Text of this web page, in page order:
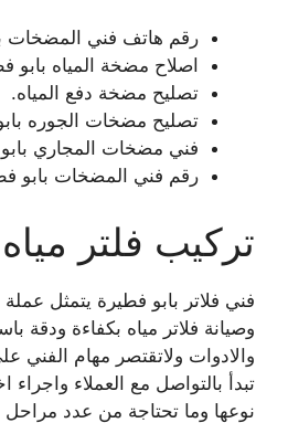
رقم هاتف فني المضخات
اصلاح مضخة المياه بابو
تصليح مضخة دفع المياه.
تصليح مضخات الجوره
فني مضخات المجاري
رقم فني المضخات بابو
تركيب فلتر مياه
فني فلاتر بابو فطيرة يتمثل
وصيانة فلاتر مياه بكفاءة ودقة
والادوات ولاتقتصر مهام الفني
تبدأ بالتواصل مع العملاء واجراء
نوعها وما تحتاجة من عدد مراحل